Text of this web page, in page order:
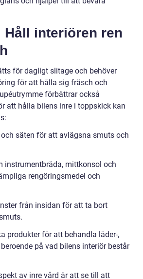
Håll interiören ren
för dagligt slitage och behöver
för att hålla sig fräsch och
förbättrar också
att hålla bilens inre i toppskick kan
säten för att avlägsna smuts och
instrumentbräda, mittkonsol och
rengöringsmedel och
från insidan för att ta bort
produkter för att behandla läder-,
på vad bilens interiör består
av inre vård är att se till att